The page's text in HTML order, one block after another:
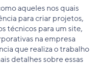
aqueles nos quais
para criar projetos,
técnicos para um site,
na empresa
que realiza o trabalho
detalhes sobre essas